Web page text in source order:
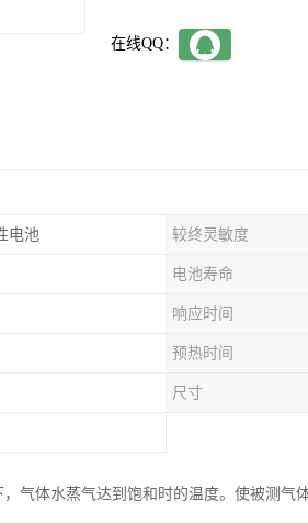
在线QQ：
电池 较终灵敏度
电池寿命
响应时间
预热时间
尺寸
气体水蒸气达到饱和时的温度。使被测气